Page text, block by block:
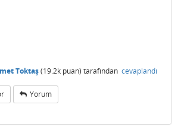
Toktaş(19.2k puan) tarafından cevaplandı
Yorum